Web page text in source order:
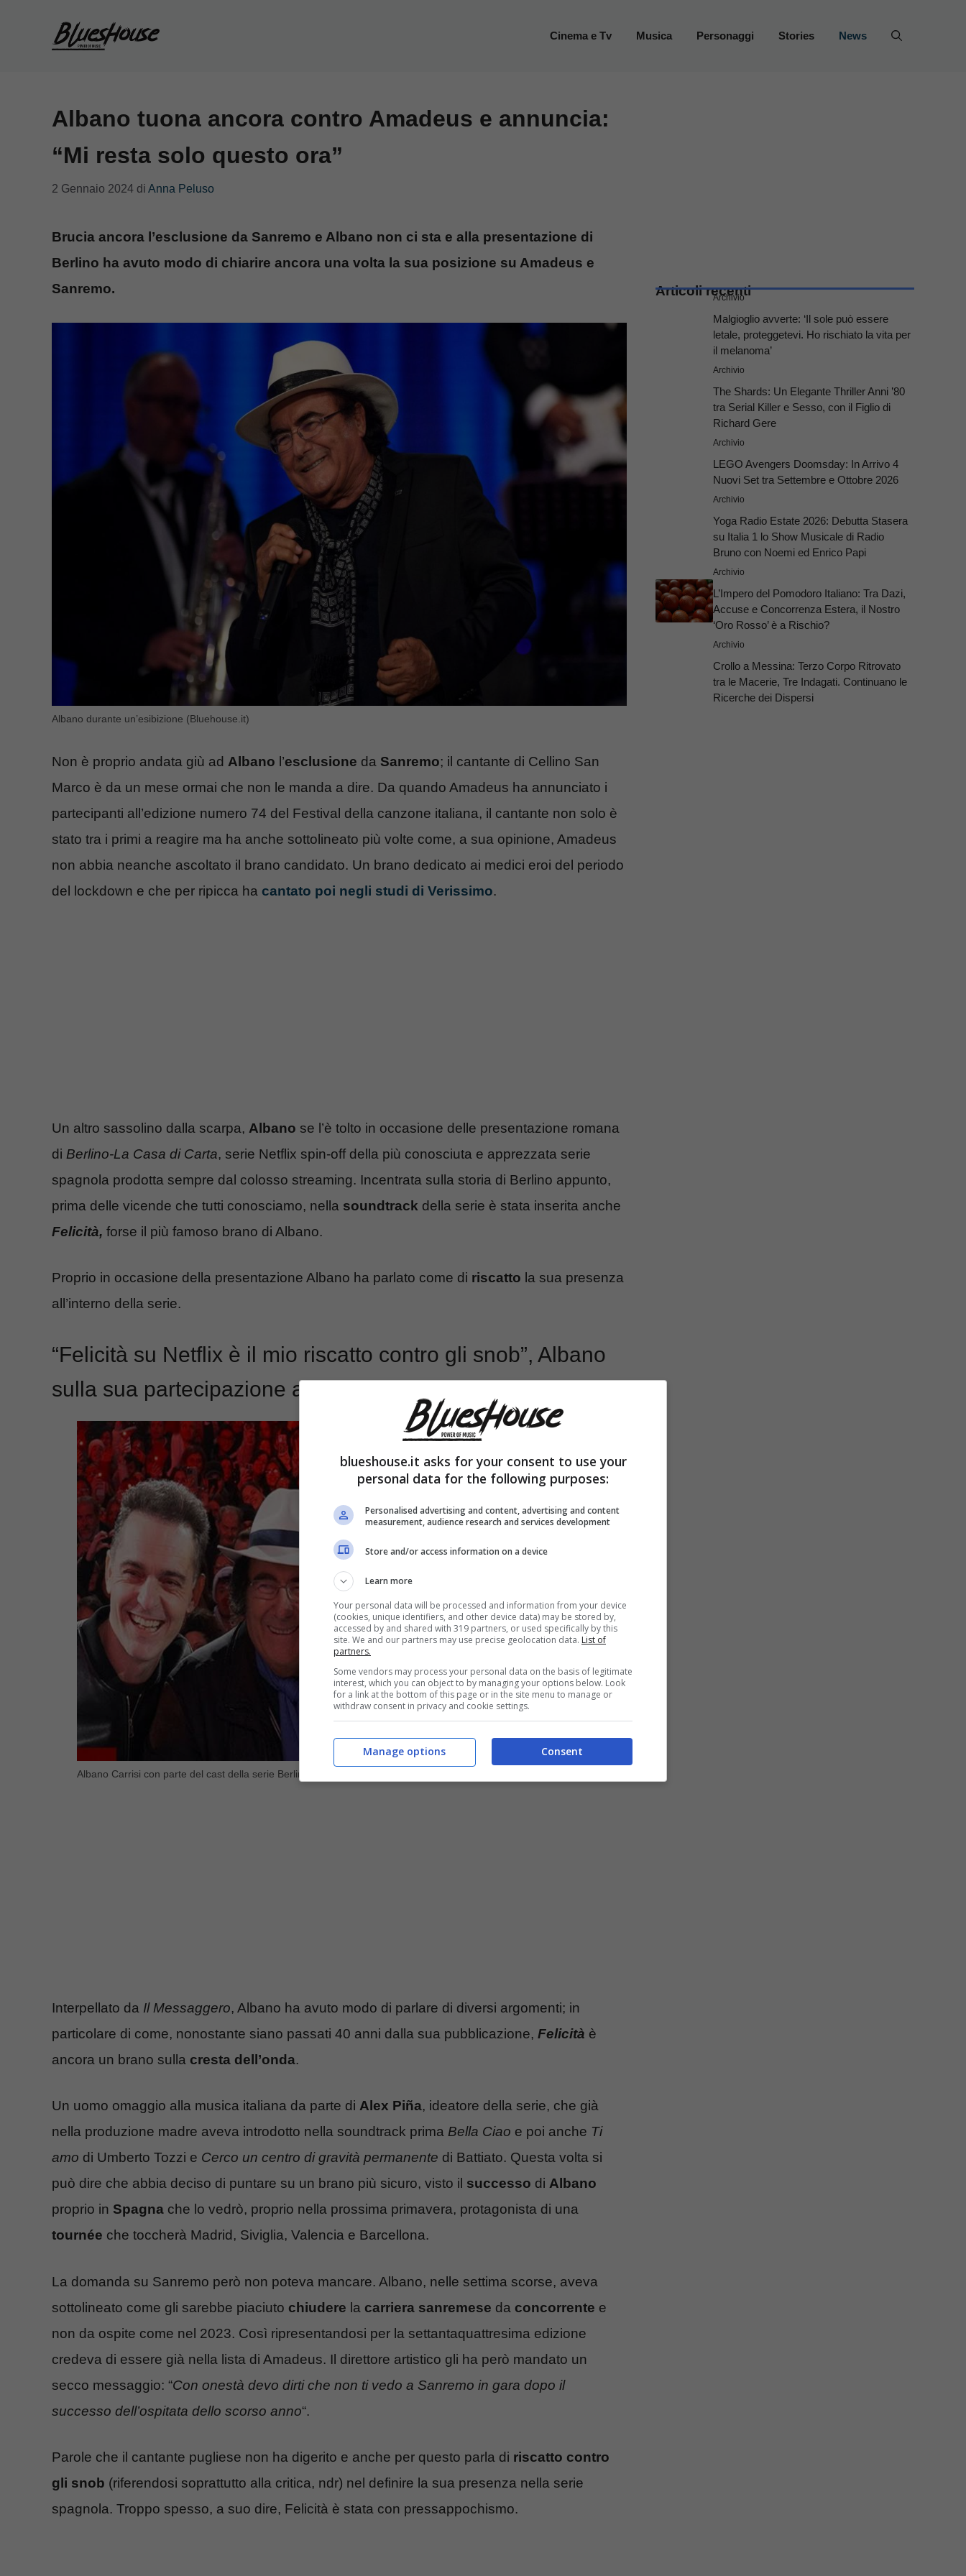
Cinema e Tv Musica Personaggi Stories News
Albano tuona ancora contro Amadeus e annuncia:
“Mi resta solo questo ora”
2 Gennaio 2024 di Anna Peluso
Brucia ancora l’esclusione da Sanremo e Albano non ci sta e alla presentazione di
Berlino ha avuto modo di chiarire ancora una volta la sua posizione su Amadeus e
Sanremo.
Albano durante un’esibizione (Bluehouse.it)
Non è proprio andata giù ad Albano l’esclusione da Sanremo; il cantante di Cellino San
Marco è da un mese ormai che non le manda a dire. Da quando Amadeus ha annunciato i
partecipanti all’edizione numero 74 del Festival della canzone italiana, il cantante non solo è
stato tra i primi a reagire ma ha anche sottolineato più volte come, a sua opinione, Amadeus
non abbia neanche ascoltato il brano candidato. Un brano dedicato ai medici eroi del periodo
del lockdown e che per ripicca ha cantato poi negli studi di Verissimo.
Un altro sassolino dalla scarpa, Albano se l’è tolto in occasione delle presentazione romana
di Berlino-La Casa di Carta, serie Netflix spin-off della più conosciuta e apprezzata serie
spagnola prodotta sempre dal colosso streaming. Incentrata sulla storia di Berlino appunto,
prima delle vicende che tutti conosciamo, nella soundtrack della serie è stata inserita anche
Felicità, forse il più famoso brano di Albano.
Proprio in occasione della presentazione Albano ha parlato come di riscatto la sua presenza
all’interno della serie.
“Felicità su Netflix è il mio riscatto contro gli snob”, Albano
sulla sua partecipazione alla serie
Albano Carrisi con parte del cast della serie Berlino (Blueshouse.it)
Interpellato da Il Messaggero, Albano ha avuto modo di parlare di diversi argomenti; in
particolare di come, nonostante siano passati 40 anni dalla sua pubblicazione, Felicità è
ancora un brano sulla cresta dell’onda.
Un uomo omaggio alla musica italiana da parte di Alex Piña, ideatore della serie, che già
nella produzione madre aveva introdotto nella soundtrack prima Bella Ciao e poi anche Ti
amo di Umberto Tozzi e Cerco un centro di gravità permanente di Battiato. Questa volta si
può dire che abbia deciso di puntare su un brano più sicuro, visto il successo di Albano
proprio in Spagna che lo vedrò, proprio nella prossima primavera, protagonista di una
tournée che toccherà Madrid, Siviglia, Valencia e Barcellona.
La domanda su Sanremo però non poteva mancare. Albano, nelle settima scorse, aveva
sottolineato come gli sarebbe piaciuto chiudere la carriera sanremese da concorrente e
non da ospite come nel 2023. Così ripresentandosi per la settantaquattresima edizione
credeva di essere già nella lista di Amadeus. Il direttore artistico gli ha però mandato un
secco messaggio: “Con onestà devo dirti che non ti vedo a Sanremo in gara dopo il
successo dell’ospitata dello scorso anno“.
Parole che il cantante pugliese non ha digerito e anche per questo parla di riscatto contro
gli snob (riferendosi soprattutto alla critica, ndr) nel definire la sua presenza nella serie
spagnola. Troppo spesso, a suo dire, Felicità è stata con pressappochismo.
Articoli recenti
Archivio
Malgioglio avverte: ‘Il sole può essere
letale, proteggetevi. Ho rischiato la vita per
il melanoma’
Archivio
The Shards: Un Elegante Thriller Anni ’80
tra Serial Killer e Sesso, con il Figlio di
Richard Gere
Archivio
LEGO Avengers Doomsday: In Arrivo 4
Nuovi Set tra Settembre e Ottobre 2026
Archivio
Yoga Radio Estate 2026: Debutta Stasera
su Italia 1 lo Show Musicale di Radio
Bruno con Noemi ed Enrico Papi
Archivio
L’Impero del Pomodoro Italiano: Tra Dazi,
Accuse e Concorrenza Estera, il Nostro
‘Oro Rosso’ è a Rischio?
Archivio
Crollo a Messina: Terzo Corpo Ritrovato
tra le Macerie, Tre Indagati. Continuano le
Ricerche dei Dispersi
blueshouse.it asks for your consent to use your
personal data for the following purposes:
Personalised advertising and content, advertising and content
measurement, audience research and services development
Store and/or access information on a device
Learn more
Your personal data will be processed and information from your device
(cookies, unique identifiers, and other device data) may be stored by,
accessed by and shared with 319 partners, or used specifically by this
site. We and our partners may use precise geolocation data. List of
partners.
Some vendors may process your personal data on the basis of legitimate
interest, which you can object to by managing your options below. Look
for a link at the bottom of this page or in the site menu to manage or
withdraw consent in privacy and cookie settings.
Consent
Manage options